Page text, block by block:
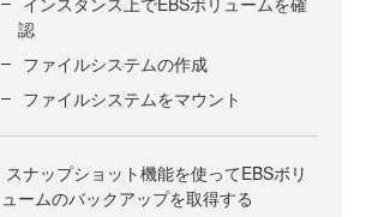
認
ファイルシステムの作成
ファイルシステムをマウント
スナップショット機能を使ってEBSボリ
ュームのバックアップを取得する